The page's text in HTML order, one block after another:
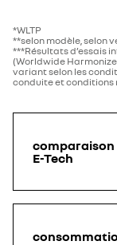
*WLTP
**selon modèle, selon
***Résultats d’essais
(Worldwide
variant selon les
conduite et conditions
comparaison
E-Tech